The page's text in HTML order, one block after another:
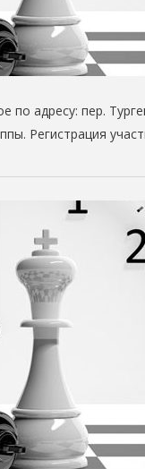
по адресу: пер.
Регистрация